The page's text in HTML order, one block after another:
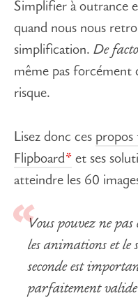
Simplifier à outrance
quand nous nous
simplification. De facto
même pas forcément
risque.
Lisez donc ces propos
Flipboard et ses
atteindre les 60
Vous pouvez ne
les animations et le
seconde est
parfaitement valide